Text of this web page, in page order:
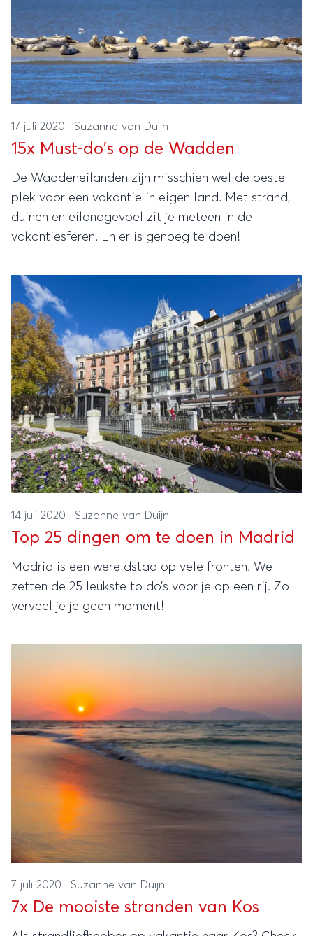
17 juli 2020 · Suzanne van Duijn
15x Must-do's op de Wadden
De Waddeneilanden zijn misschien wel de beste
plek voor een vakantie in eigen land. Met strand,
duinen en eilandgevoel zit je meteen in de
vakantiesferen. En er is genoeg te doen!
14 juli 2020 · Suzanne van Duijn
Top 25 dingen om te doen in Madrid
Madrid is een wereldstad op vele fronten. We
zetten de 25 leukste to do’s voor je op een rij. Zo
verveel je je geen moment!
7 juli 2020 · Suzanne van Duijn
7x De mooiste stranden van Kos